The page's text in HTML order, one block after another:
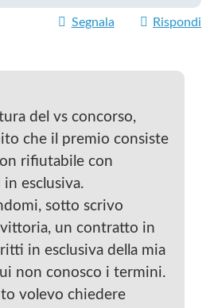
Segnala Rispondi
del vs concorso,
che il premio consiste
rifiutabile con
esclusiva.
sotto scrivo
un contratto in
in esclusiva della mia
non conosco i termini.
volevo chiedere